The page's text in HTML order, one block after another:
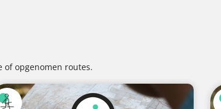
of opgenomen routes.